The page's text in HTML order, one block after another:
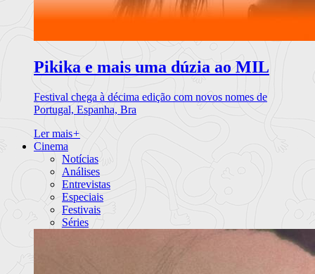
Pikika e mais uma dúzia ao MIL
Festival chega à décima edição com novos nomes de
Portugal, Espanha, Bra
Ler mais+
Cinema
Notícias
Análises
Entrevistas
Especiais
Festivais
Séries